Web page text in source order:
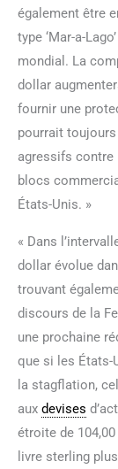
également être
type ‘Mar-a-
mondial. La
dollar
fournir une
pourrait
agressifs contre
blocs
États-Unis. »
« Dans
dollar évolue
trouvant
discours de la
une prochaine
que si les États-
la stagflation,
aux devises
étroite de
livre sterling